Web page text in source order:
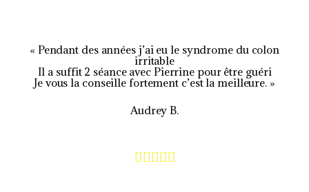
« Pendant des années j’ai eu le syndrome du colon
irritable
Il a suffit 2 séance avec Pierrine pour être guéri
Je vous la conseille fortement c’est la meilleure. »
Audrey B.
    N